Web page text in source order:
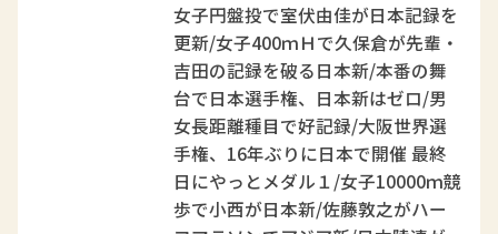
女子円盤投で室伏由佳が日本記録を
更新/女子400ｍＨで久保倉が先輩・
吉田の記録を破る日本新/本番の舞
台で日本選手権、日本新はゼロ/男
女長距離種目で好記録/大阪世界選
手権、16年ぶりに日本で開催 最終
日にやっとメダル１/女子10000ｍ競
歩で小西が日本新/佐藤敦之がハー